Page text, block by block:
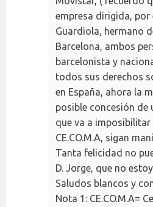
empresa dirigida, por
Guardiola, hermano
Barcelona, ambos
barcelonista y
todos sus derechos
en España, ahora la
posible concesión de
que va a
CE.CO.M.A, sigan
Tanta felicidad no
D. Jorge, que no
Saludos blancos y
Nota 1: CE.CO.M.A=